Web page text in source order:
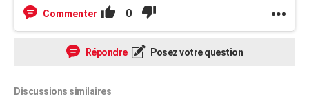
FORUM
Bricolage
Lifestyle
Culture
Sport
Auto
Television
Voyage
Cinema
Commenter 0
Répondre Posez votre question
Discussions similaires